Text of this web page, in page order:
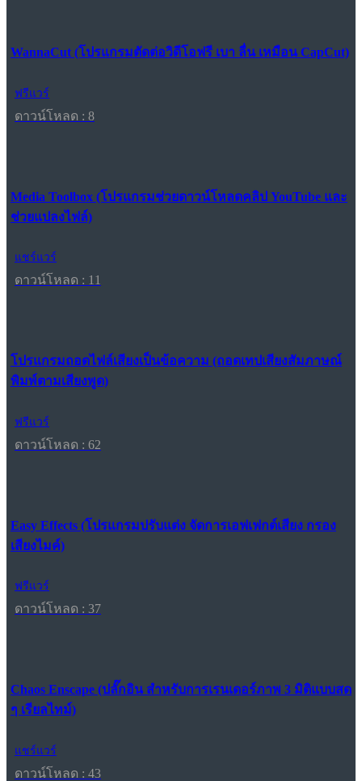
WannaCut (โปรแกรมตัดต่อวิดีโอฟรี เบา ลื่น เหมือน CapCut)
ฟรีแวร์
ดาวน์โหลด : 8
Media Toolbox (โปรแกรมช่วยดาวน์โหลดคลิป YouTube และ
ช่วยแปลงไฟล์)
แชร์แวร์
ดาวน์โหลด : 11
โปรแกรมถอดไฟล์เสียงเป็นข้อความ (ถอดเทปเสียงสัมภาษณ์
พิมพ์ตามเสียงพูด)
ฟรีแวร์
ดาวน์โหลด : 62
Easy Effects (โปรแกรมปรับแต่ง จัดการเอฟเฟกต์เสียง กรอง
เสียงไมค์)
ฟรีแวร์
ดาวน์โหลด : 37
Chaos Enscape (ปลั๊กอิน สำหรับการเรนเดอร์ภาพ 3 มิติแบบสด
ๆ เรียลไทม์)
แชร์แวร์
ดาวน์โหลด : 43